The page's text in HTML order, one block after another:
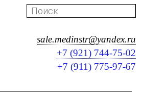
sale.medinstr@yandex.ru
+7 (921) 744-75-02
+7 (911) 775-97-67